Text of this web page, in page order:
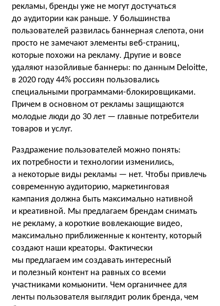
рекламы, бренды уже не могут достучаться
до аудитории как раньше. У большинства
пользователей развилась баннерная слепота, они
просто не замечают элементы веб-страниц,
которые похожи на рекламу. Другие и вовсе
удаляют назойливые баннеры: по данным Deloitte,
в 2020 году 44% россиян пользовались
специальными программами-блокировщиками.
Причем в основном от рекламы защищаются
молодые люди до 30 лет — главные потребители
товаров и услуг.
Раздражение пользователей можно понять:
их потребности и технологии изменились,
а некоторые виды рекламы — нет. Чтобы привлечь
современную аудиторию, маркетинговая
кампания должна быть максимально нативной
и креативной. Мы предлагаем брендам снимать
не рекламу, а короткие вовлекающие видео,
максимально приближенные к контенту, который
создают наши креаторы. Фактически
мы предлагаем им создавать интересный
и полезный контент на равных со всеми
участниками комьюнити. Чем органичнее для
ленты пользователя выглядит ролик бренда, чем